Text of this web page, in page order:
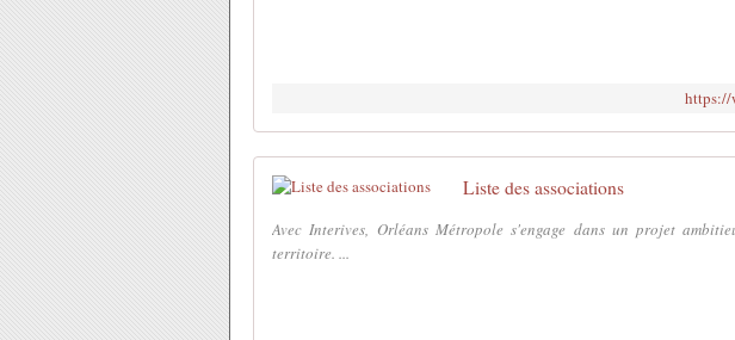
https://
Liste des associations
Avec Interives, Orléans Métropole s'engage dans un projet
territoire. ...